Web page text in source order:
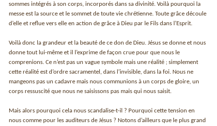
sommes intégrés à son corps, incorporés dans sa divinité. Voilà pourquoi la
messe est la source et le sommet de toute vie chrétienne. Toute grâce découle
d’elle et reflue vers elle en action de grâce à Dieu par le Fils dans l’Esprit.
Voilà donc la grandeur et la beauté de ce don de Dieu. Jésus se donne et nous
donne tout lui-même et il l’exprime de façon crue pour que nous le
comprenions. Ce n’est pas un vague symbole mais une réalité ; simplement
cette réalité est d’ordre sacramentel, dans l’invisible, dans la foi. Nous ne
mangeons pas un cadavre mais nous communions à un corps de gloire, un
corps ressuscité que nous ne saisissons pas mais qui nous saisit.
Mais alors pourquoi cela nous scandalise-t-il ? Pourquoi cette tension en
nous comme pour les auditeurs de Jésus ? Notons d’ailleurs que le plus grand